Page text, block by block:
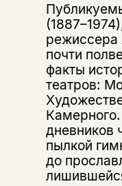
режиссера
почти
факты
театров:
дневников
пылкой
до